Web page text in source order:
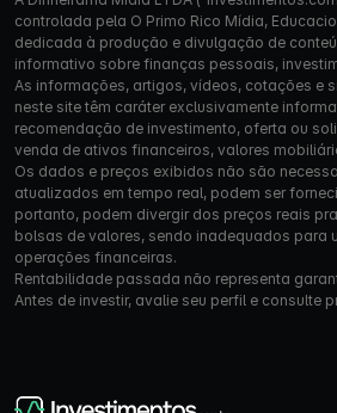
controlada pela O Primo Rico Mídia,
dedicada à produção e divulgação de
informativo sobre finanças pessoais,
As informações, artigos, vídeos, cotações e
neste site têm caráter exclusivamente
recomendação de investimento, oferta ou
venda de ativos financeiros, valores
Os dados e preços exibidos não são
atualizados em tempo real, podem ser
portanto, podem divergir dos preços reais
bolsas de valores, sendo inadequados para
operações financeiras.
Rentabilidade passada não representa
Antes de investir, avalie seu perfil e consulte